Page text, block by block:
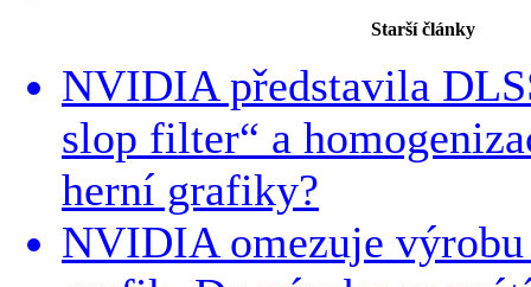
Starší články
NVIDIA představila
slop filter“ a
herní grafiky?
NVIDIA omezuje